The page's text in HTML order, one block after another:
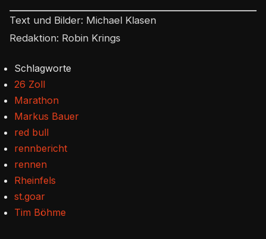
Text und Bilder: Michael Klasen
Redaktion: Robin Krings
Schlagworte
26 Zoll
Marathon
Markus Bauer
red bull
rennbericht
rennen
Rheinfels
st.goar
Tim Böhme